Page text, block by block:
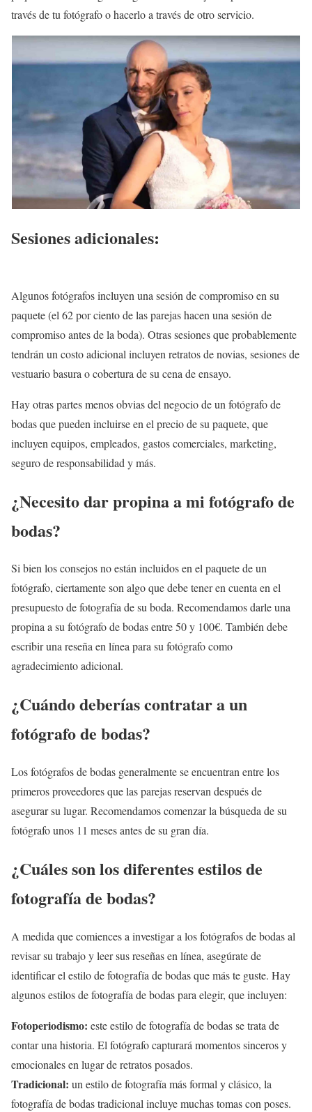
través de tu fotógrafo o hacerlo a través de otro servicio.
Sesiones adicionales:
Algunos fotógrafos incluyen una sesión de compromiso en su
paquete (el 62 por ciento de las parejas hacen una sesión de
compromiso antes de la boda). Otras sesiones que probablemente
tendrán un costo adicional incluyen retratos de novias, sesiones de
vestuario basura o cobertura de su cena de ensayo.
Hay otras partes menos obvias del negocio de un fotógrafo de
bodas que pueden incluirse en el precio de su paquete, que
incluyen equipos, empleados, gastos comerciales, marketing,
seguro de responsabilidad y más.
¿Necesito dar propina a mi fotógrafo de
bodas?
Si bien los consejos no están incluidos en el paquete de un
fotógrafo, ciertamente son algo que debe tener en cuenta en el
presupuesto de fotografía de su boda. Recomendamos darle una
propina a su fotógrafo de bodas entre 50 y 100€. También debe
escribir una reseña en línea para su fotógrafo como
agradecimiento adicional.
¿Cuándo deberías contratar a un
fotógrafo de bodas?
Los fotógrafos de bodas generalmente se encuentran entre los
primeros proveedores que las parejas reservan después de
asegurar su lugar. Recomendamos comenzar la búsqueda de su
fotógrafo unos 11 meses antes de su gran día.
¿Cuáles son los diferentes estilos de
fotografía de bodas?
A medida que comiences a investigar a los fotógrafos de bodas al
revisar su trabajo y leer sus reseñas en línea, asegúrate de
identificar el estilo de fotografía de bodas que más te guste. Hay
algunos estilos de fotografía de bodas para elegir, que incluyen:
Fotoperiodismo: este estilo de fotografía de bodas se trata de
contar una historia. El fotógrafo capturará momentos sinceros y
emocionales en lugar de retratos posados.
Tradicional: un estilo de fotografía más formal y clásico, la
fotografía de bodas tradicional incluye muchas tomas con poses.